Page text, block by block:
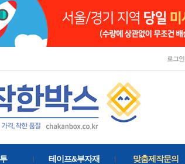
로그인
테이프&부자재 맞춤제작문의